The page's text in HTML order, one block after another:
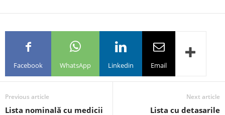
Facebook WhatsApp Linkedin Email
Previous article
Lista nominală cu medicii
Next article
Lista cu detasarile